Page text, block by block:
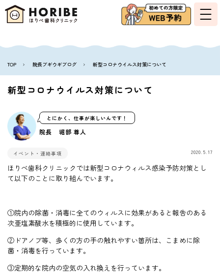
TOP 院長ブギウギブログ 新型コロナウイルス対策について
新型コロナウイルス対策について
とにかく、仕事が楽しいんです！
院長 堀部 尊人
イベント・連絡事項 2020.5.17
ほりべ歯科クリニックでは新型コロナウィルス感染予防対策とし
て以下のことに取り組んでいます。
①院内の除菌・消毒に全てのウィルスに効果があると報告のある
次亜塩素酸水を積極的に使用しています。
②ドアノブ等、多くの方の手の触れやすい箇所は、こまめに除
菌・消毒を行っています。
③定期的な院内の空気の入れ換えを行っています。